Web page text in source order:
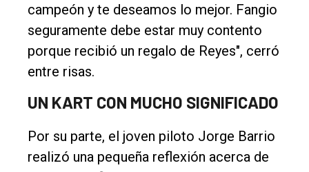
campeón y te deseamos lo mejor. Fangio
seguramente debe estar muy contento
porque recibió un regalo de Reyes", cerró
entre risas.
UN KART CON MUCHO SIGNIFICADO
Por su parte, el joven piloto Jorge Barrio
realizó una pequeña reflexión acerca de